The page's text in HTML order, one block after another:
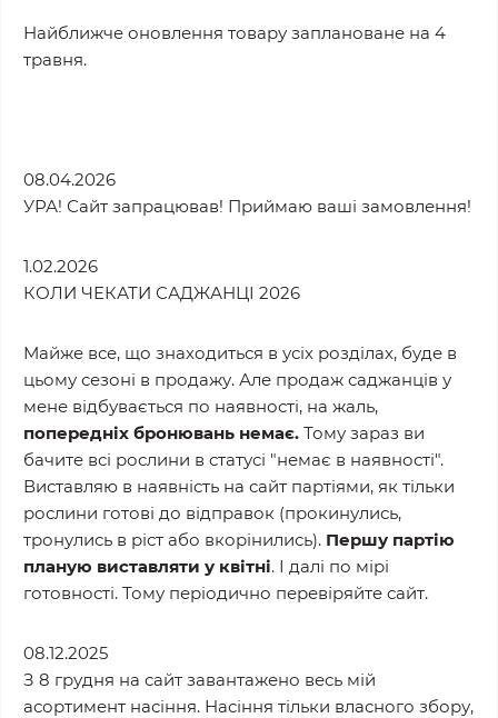
Найближче оновлення товару заплановане на 4
травня.
08.04.2026
УРА! Сайт запрацював! Приймаю ваші замовлення!
1.02.2026
КОЛИ ЧЕКАТИ САДЖАНЦІ 2026
Майже все, що знаходиться в усіх розділах, буде в
цьому сезоні в продажу. Але продаж саджанців у
мене відбувається по наявності, на жаль,
попередніх бронювань немає. Тому зараз ви
бачите всі рослини в статусі "немає в наявності".
Виставляю в наявність на сайт партіями, як тільки
рослини готові до відправок (прокинулись,
тронулись в ріст або вкорінились). Першу партію
планую виставляти у квітні. І далі по мірі
готовності. Тому періодично перевіряйте сайт.
08.12.2025
З 8 грудня на сайт завантажено весь мій
асортимент насіння. Насіння тільки власного збору,